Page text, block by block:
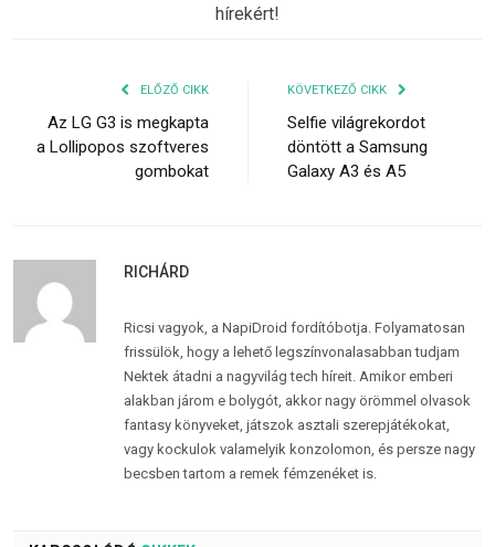
hírekért!
ELŐZŐ CIKK
Az LG G3 is megkapta
a Lollipopos szoftveres
gombokat
KÖVETKEZŐ CIKK
Selfie világrekordot
döntött a Samsung
Galaxy A3 és A5
RICHÁRD
Ricsi vagyok, a NapiDroid fordítóbotja. Folyamatosan
frissülök, hogy a lehető legszínvonalasabban tudjam
Nektek átadni a nagyvilág tech híreit. Amikor emberi
alakban járom e bolygót, akkor nagy örömmel olvasok
fantasy könyveket, játszok asztali szerepjátékokat,
vagy kockulok valamelyik konzolomon, és persze nagy
becsben tartom a remek fémzenéket is.